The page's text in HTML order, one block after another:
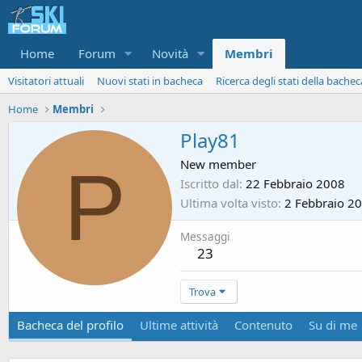
Home Forum Novità Membri
Visitatori attuali Nuovi stati in bacheca
Ricerca degli stati della
Home
Membri
P
Play81
New member
Iscritto dal 22 Febbraio 2008
Ultima volta visto 2 Febbraio
Messaggi
23
Trova
Bacheca del profilo Ultime attività Contenuto Su di me